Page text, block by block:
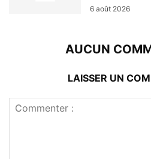
6 août 2026
AUCUN
LAISSER UN